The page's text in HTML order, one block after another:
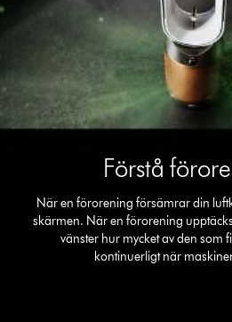
Förstå
När en förorening försämrar din
skärmen. När en förorening
vänster hur mycket av den som
kontinuerligt när